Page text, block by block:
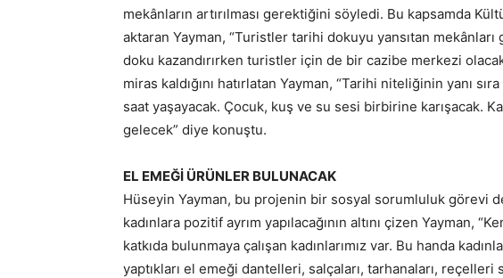
mekânların artırılması gerektiğini söyledi. Bu kapsamda
aktaran Yayman, “Turistler tarihi dokuyu yansıtan
doku kazandırırken turistler için de bir cazibe merkezi
miras kaldığını hatırlatan Yayman, “Tarihi niteliğinin yanı
saat yaşayacak. Çocuk, kuş ve su sesi birbirine karışacak.
gelecek” diye konuştu.
EL EMEĞİ ÜRÜNLER BULUNACAK
Hüseyin Yayman, bu projenin bir sosyal sorumluluk görevi
kadınlara pozitif ayrım yapılacağının altını çizen Yayman,
katkıda bulunmaya çalışan kadınlarımız var. Bu handa
yaptıkları el emeği dantelleri, salçaları, tarhanaları,